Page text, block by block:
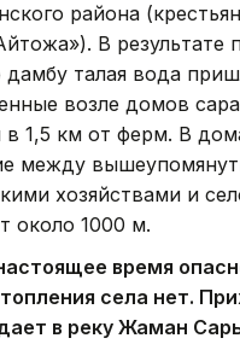
района
В результате
талая вода
возле домов
в 1,5 км от ферм. В
между
хозяйствами и
около 1000 м.
время
села нет.
в реку Жаман